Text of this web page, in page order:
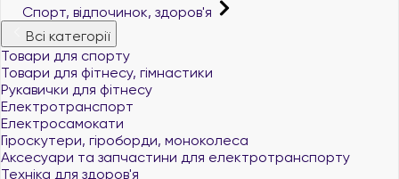
Спорт, відпочинок, здоров'я
Всі категорії
Товари для спорту
Товари для фітнесу, гімнастики
Рукавички для фітнесу
Електротранспорт
Електросамокати
Гіроскутери, гіроборди, моноколеса
Аксесуари та запчастини для електротранспорту
Техніка для здоров'я